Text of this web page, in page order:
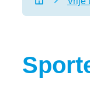
Startpagina